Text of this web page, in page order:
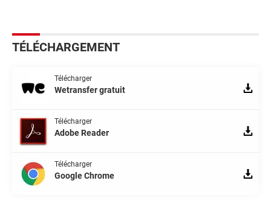
TÉLÉCHARGEMENT
Télécharger
Wetransfer gratuit
Télécharger
Adobe Reader
Télécharger
Google Chrome